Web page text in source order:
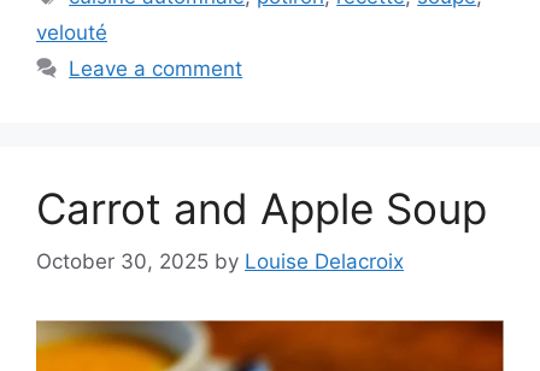
velouté
Leave a comment
Carrot and Apple Soup
October 30, 2025 by Louise Delacroix